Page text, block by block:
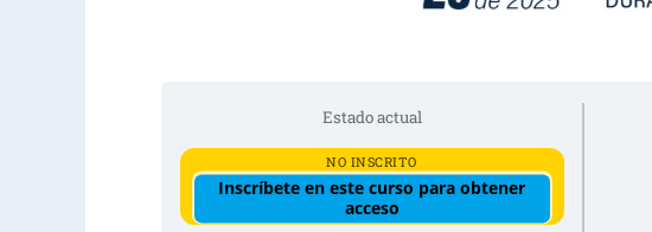
Estado actual
NO INSCRITO
Inscríbete en este curso para obtener
acceso